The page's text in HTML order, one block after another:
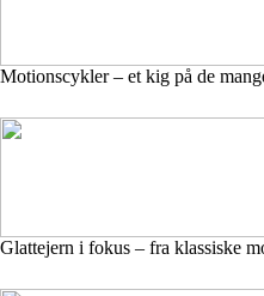
Motionscykler – et kig på de
Glattejern i fokus – fra klassiske